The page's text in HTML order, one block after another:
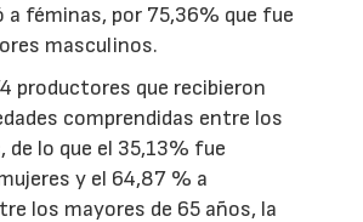
a féminas, por 75,36% que fue
masculinos.
productores que recibieron
comprendidas entre los
de lo que el 35,13% fue
y el 64,87 % a
los mayores de 65 años, la